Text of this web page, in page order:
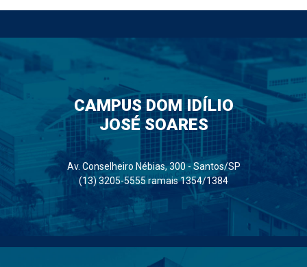
CAMPUS DOM IDÍLIO
JOSÉ SOARES
Av. Conselheiro Nébias, 300 - Santos/SP
(13) 3205-5555 ramais 1354/1384